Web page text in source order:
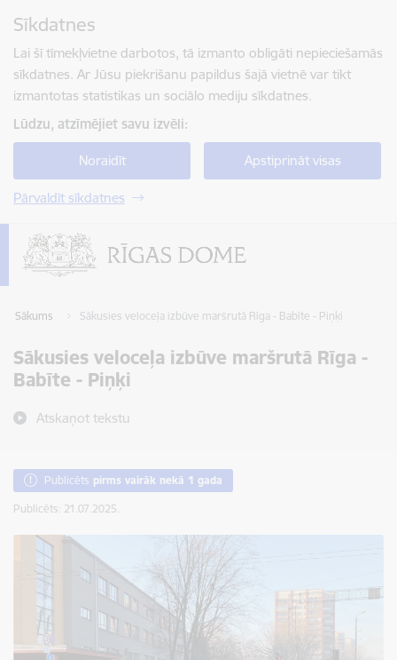
Sīkdatnes
Lai šī tīmekļvietne darbotos, tā izmanto obligāti nepieciešamās
sīkdatnes. Ar Jūsu piekrišanu papildus šajā vietnē var tikt
izmantotas statistikas un sociālo mediju sīkdatnes.
Lūdzu, atzīmējiet savu izvēli:
Noraidīt Apstiprināt visas
Pārvaldīt sīkdatnes
Sākums Sākusies veloceļa izbūve maršrutā Rīga - Babīte - Piņķi
Sākusies veloceļa izbūve maršrutā Rīga -
Babīte - Piņķi
Atskaņot tekstu
Publicēts pirms vairāk nekā 1 gada
Publicēts: 21.07.2025.